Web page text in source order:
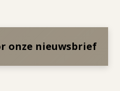
onze nieuwsbrief